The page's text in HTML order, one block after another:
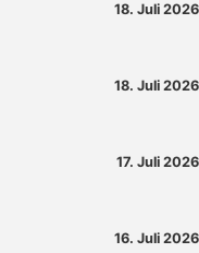
18. Juli 2026
18. Juli 2026
17. Juli 2026
16. Juli 2026